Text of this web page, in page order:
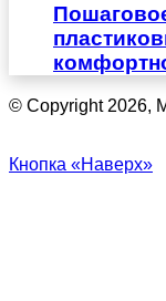
© Copyright 2026,
Кнопка «Наверх»